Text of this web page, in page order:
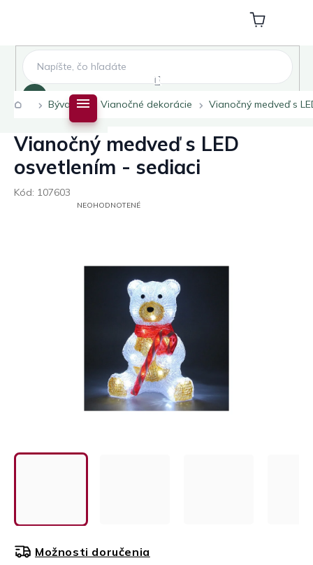
Nákupný
košík
Domov
Bývanie Vianočné dekorácie Vianočný medveď s
Vianočný medveď s LED
osvetlením - sediaci
Kód: 107603
PRIEMERNÉNEOHODNOTENÉ
Možnosti doručenia